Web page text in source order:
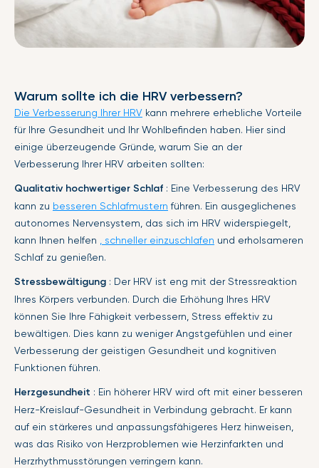
Warum sollte ich die HRV verbessern?
Die Verbesserung Ihrer HRV kann mehrere erhebliche Vorteile
für Ihre Gesundheit und Ihr Wohlbefinden haben. Hier sind
einige überzeugende Gründe, warum Sie an der
Verbesserung Ihrer HRV arbeiten sollten:
Qualitativ hochwertiger Schlaf : Eine Verbesserung des HRV
kann zu besseren Schlafmustern führen. Ein ausgeglichenes
autonomes Nervensystem, das sich im HRV widerspiegelt,
kann Ihnen helfen
, schneller einzuschlafen und erholsameren
Schlaf zu genießen.
Stressbewältigung : Der HRV ist eng mit der Stressreaktion
Ihres Körpers verbunden. Durch die Erhöhung Ihres HRV
können Sie Ihre Fähigkeit verbessern, Stress effektiv zu
bewältigen. Dies kann zu weniger Angstgefühlen und einer
Verbesserung der geistigen Gesundheit und kognitiven
Funktionen führen.
Herzgesundheit : Ein höherer HRV wird oft mit einer besseren
Herz-Kreislauf-Gesundheit in Verbindung gebracht. Er kann
auf ein stärkeres und anpassungsfähigeres Herz hinweisen,
was das Risiko von Herzproblemen wie Herzinfarkten und
Herzrhythmusstörungen verringern kann.